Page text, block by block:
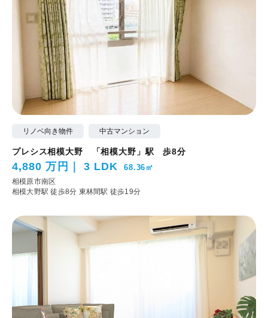
リノベ向き物件 中古マンション
プレシス相模大野 「相模大野」駅 歩8分
4,880 万円 3 LDK 68.36㎡
相模原市南区
相模大野駅 徒歩8分 東林間駅 徒歩19分